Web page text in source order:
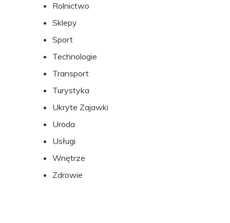
Rolnictwo
Sklepy
Sport
Technologie
Transport
Turystyka
Ukryte Zajawki
Uroda
Usługi
Wnętrze
Zdrowie